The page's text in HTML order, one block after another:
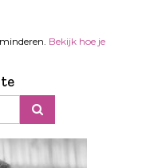
Bekijk hoe je